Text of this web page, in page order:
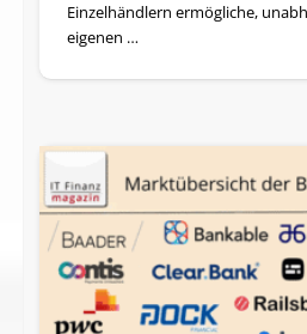
Einzelhändlern ermögliche,
eigenen …